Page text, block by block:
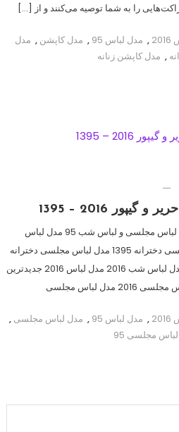
را به شما توصیه می‌كنند و از […]
, مدل لباس 95 , مدل کاپشن , مدل
, مدل کاپشن زنانه
2016 – 1395
مدل لباس مجلسی جدیدترین مدل لباس مجلسی و لباس شب 95 مدل لباس
مجلسی دخترانه 95 مدل لباس مجلسی دخترانه 1395 مدل لباس مجلسی دخترانه
2016 مدل لباس مجلسی دخترانه مدل لباس شب 2016 مدل لباس 2016 جدیدترین
, مدل لباس 95 , مدل لباس مجلسی ,
مجلسی 95